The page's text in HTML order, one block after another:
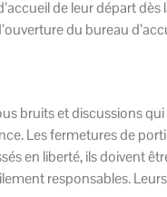
de leur départ dès
du bureau
bruits et discussions
Les fermetures de
en liberté, ils doivent
responsables.